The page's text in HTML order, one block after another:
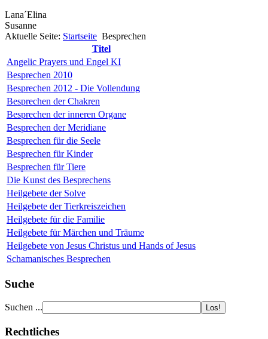
Lana´Elina
Susanne
Aktuelle Seite: Startseite Besprechen
Titel
Angelic Prayers und Engel KI
Besprechen 2010
Besprechen 2012 - Die Vollendung
Besprechen der Chakren
Besprechen der inneren Organe
Besprechen der Meridiane
Besprechen für die Seele
Besprechen für Kinder
Besprechen für Tiere
Die Kunst des Besprechens
Heilgebete der Solve
Heilgebete der Tierkreiszeichen
Heilgebete für die Familie
Heilgebete für Märchen und Träume
Heilgebete von Jesus Christus und Hands of Jesus
Schamanisches Besprechen
Suche
Suchen ...
Rechtliches